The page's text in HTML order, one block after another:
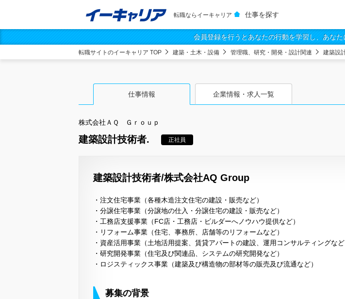
転職ならイーキャリア 仕事を探す
会員登録を行うとあなたの行動を学習し、あなた
転職サイトのイーキャリア TOP 建築・土木・設備 管理職、研究・開発・設計関連 建築設
仕事情報 企業情報・求人一覧
株式会社ＡＱ Ｇｒｏｕｐ
建築設計技術者. 正社員
建築設計技術者/株式会社AQ Group
・注文住宅事業（各種木造注文住宅の建設・販売など）
・分譲住宅事業（分譲地の仕入・分譲住宅の建設・販売など）
・工務店支援事業（FC店・工務店・ビルダーへノウハウ提供など）
・リフォーム事業（住宅、事務所、店舗等のリフォームなど）
・資産活用事業（土地活用提案、賃貸アパートの建設、運用コンサルティングなど
・研究開発事業（住宅及び関連品、システムの研究開発など）
・ロジスティックス事業（建築及び構造物の部材等の販売及び流通など）
募集の背景